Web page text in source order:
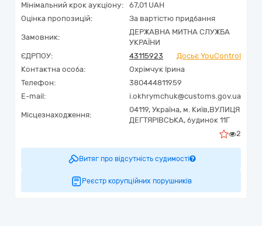
Мінімальний крок аукціону:
67,01 UAH
Оцінка пропозицій:
За вартістю придбання
Замовник:
ДЕРЖАВНА МИТНА СЛУЖБА
УКРАЇНИ
ЄДРПОУ:
43115923
Досьє YouControl
Контактна особа:
Охрімчук Ірина
Телефон:
380444811959
E-mail:
i.okhrymchuk@customs.gov.ua
Місцезнаходження:
04119, Україна, м. Київ,ВУЛИЦЯ
ДЕГТЯРІВСЬКА, будинок 11Г
2
Витяг про відсутність судимості
Реєстр корупційних порушників